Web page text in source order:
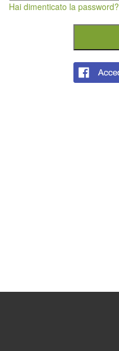
Hai dimenticato la password?